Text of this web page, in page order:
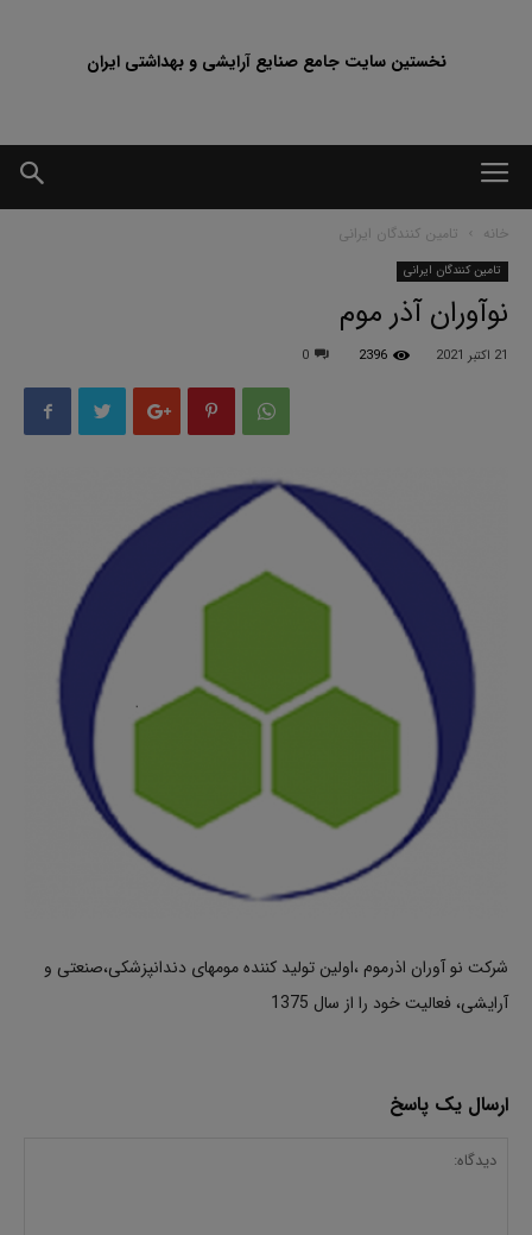
نخستین سایت جامع صنایع آرایشی و بهداشتی ایران
خانه تامین کنندگان ایرانی
تامین کنندگان ایرانی
نوآوران آذر موم
21 اکتبر 2021 2396
0
شرکت نو آوران اذرموم ،اولین تولید کننده مومهای دندانپزشکی،صنعتی و
آرایشی، فعالیت خود را از سال 1375
ارسال یک پاسخ